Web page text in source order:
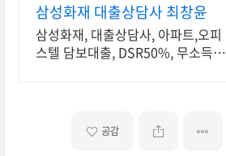
삼성화재 대출상담사 최창윤
삼성화재, 대출상담사, 아파트,오피
스텔 담보대출, DSR50%, 무소득추
공감